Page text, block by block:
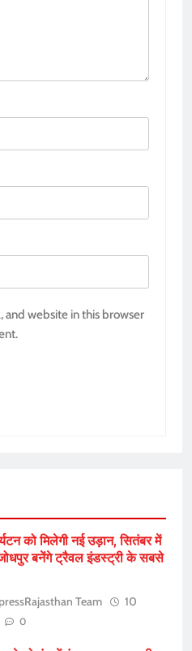
and website in this browser
को मिलेगी नई उड़ान, सितंबर में
बनेंगे ट्रैवल इंडस्ट्री के सबसे
Team
10
0